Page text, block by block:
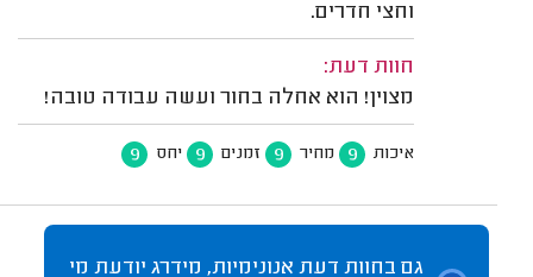
וחצי חדרים.
חוות דעת:
מצוין! הוא אחלה בחור ועשה עבודה טובה!
איכות 9 מחיר 9 זמנים 9 יחס 9
גם בחוות דעת אנונימיות, מידרג יודעת מי